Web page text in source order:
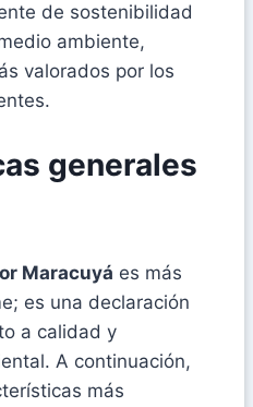
de sostenibilidad
ambiente,
valorados por los
generales
Maracuyá es más
es una declaración
a calidad y
A continuación,
más